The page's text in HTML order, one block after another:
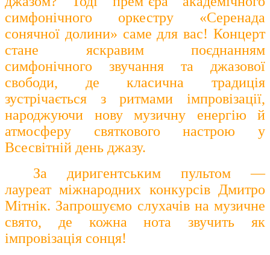
симфонічного оркестру «Серенада
сонячної долини» саме для вас! Концерт
стане яскравим поєднанням
симфонічного звучання та джазової
свободи, де класична традиція
зустрічається з ритмами імпровізації,
народжуючи нову музичну енергію й
атмосферу святкового настрою у
Всесвітній день джазу.
За диригентським пультом —
лауреат міжнародних конкурсів Дмитро
Мітнік. Запрошуємо слухачів на музичне
свято, де кожна нота звучить як
імпровізація сонця!